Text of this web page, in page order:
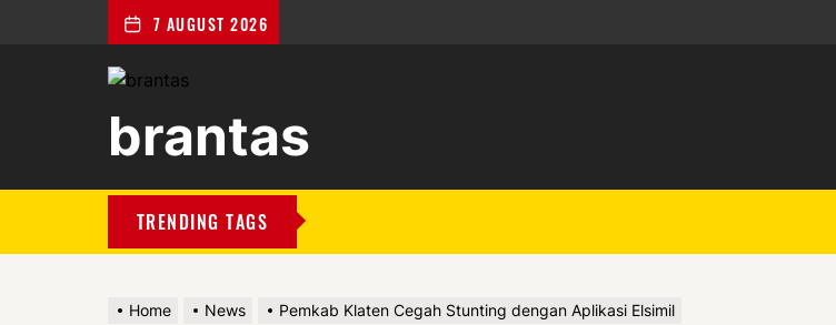
7 AUGUST 2026
brantas
TRENDING TAGS
Home News Pemkab Klaten Cegah Stunting dengan Aplikasi Elsimil